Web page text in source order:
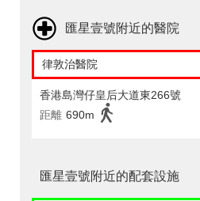
匯星壹號附近的醫院
律敦治醫院
香港島灣仔皇后大道東266號
距離 690m
匯星壹號附近的配套設施